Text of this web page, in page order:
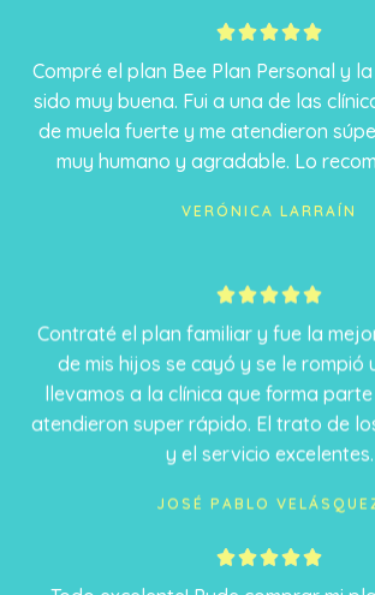
5
Compré el plan Bee Plan Personal y
sido muy buena. Fui a una de las
de muela fuerte y me atendieron
muy humano y agradable. Lo
VERÓNICA LARRAÍN
5
/
5
Contraté el plan familiar y fue la
de mis hijos se cayó y se le rompió
llevamos a la clínica que forma
atendieron super rápido. El trato de
y el servicio excelentes.
JOSÉ PABLO